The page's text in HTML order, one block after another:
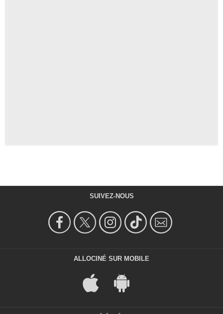
SUIVEZ-NOUS
ALLOCINÉ SUR MOBILE